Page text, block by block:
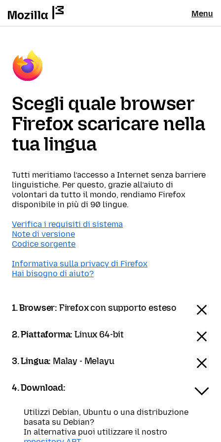
Menu
Scegli quale browser
Firefox scaricare nella
tua lingua
Tutti meritiamo l’accesso a Internet senza barriere
linguistiche. Per questo, grazie all’aiuto di
volontari da tutto il mondo, rendiamo Firefox
disponibile in più di 90 lingue.
Verifica i requisiti di sistema
Note di versione
Codice sorgente
Informativa sulla privacy di Firefox
Hai bisogno di aiuto?
1. Browser: Firefox con supporto esteso
2. Piattaforma:Linux 64-bit
3. Lingua: Malay - Melayu
4. Download:
Utilizzi Debian, Ubuntu o una distribuzione
basata su Debian?
In alternativa puoi utilizzare il nostro